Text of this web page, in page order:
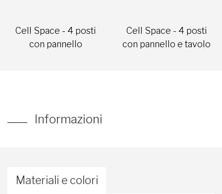
Cell Space - 4 posti
con pannello
Cell Space - 4 posti
con pannello e tavolo
Informazioni
Materiali e colori